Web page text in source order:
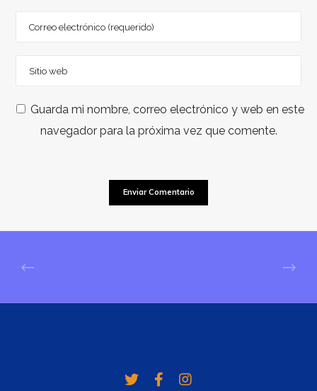
Guarda mi nombre, correo electrónico y web en este
navegador para la próxima vez que comente.